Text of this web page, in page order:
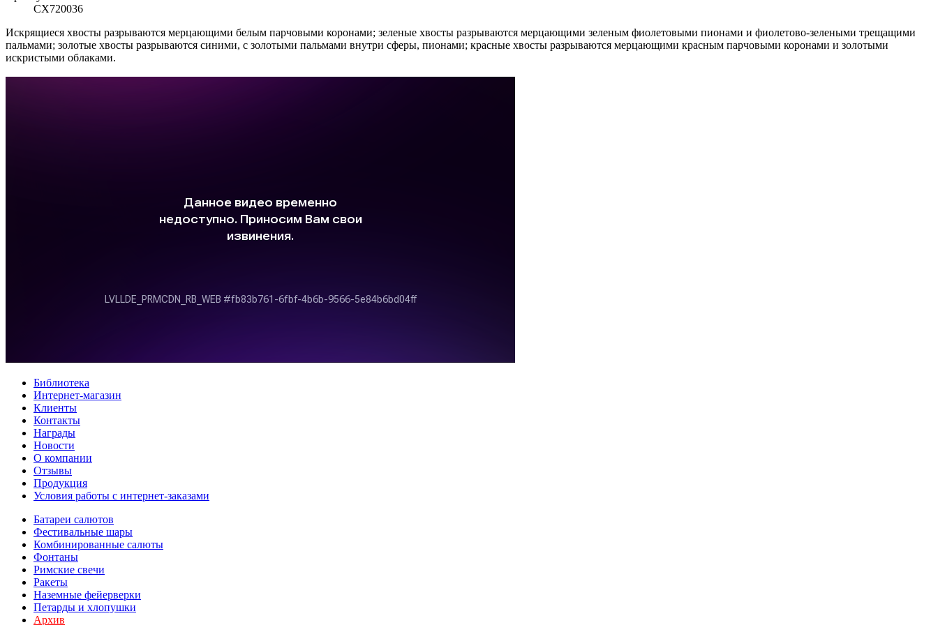
СХ720036
Искрящиеся хвосты разрываются мерцающими белым парчовыми коронами; зеленые хвосты разрываются мерцающими зеленым фиолетовыми пионами и фиолетово-зелеными трещащими
пальмами; золотые хвосты разрываются синими, с золотыми пальмами внутри сферы, пионами; красные хвосты разрываются мерцающими красным парчовыми коронами и золотыми
искристыми облаками.
Библиотека
Интернет-магазин
Клиенты
Контакты
Награды
Новости
О компании
Отзывы
Продукция
Условия работы с интернет-заказами
Батареи салютов
Фестивальные шары
Комбинированные салюты
Фонтаны
Римские свечи
Ракеты
Наземные фейерверки
Петарды и хлопушки
Архив